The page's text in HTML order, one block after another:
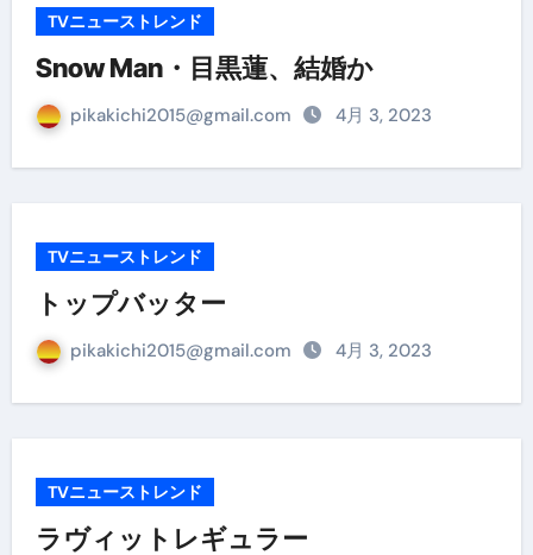
TVニューストレンド
Snow Man・目黒蓮、結婚か
pikakichi2015@gmail.com 4月 3, 2023
TVニューストレンド
トップバッター
pikakichi2015@gmail.com 4月 3, 2023
TVニューストレンド
ラヴィットレギュラー